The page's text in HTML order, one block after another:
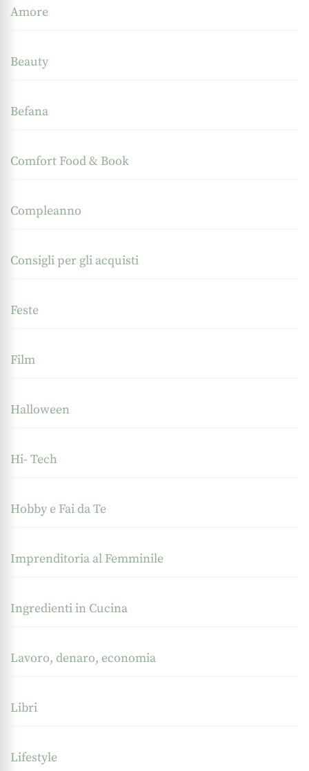
Amore
Beauty
Befana
Comfort Food & Book
Compleanno
Consigli per gli acquisti
Feste
Film
Halloween
Hi- Tech
Hobby e Fai da Te
Imprenditoria al Femminile
Ingredienti in Cucina
Lavoro, denaro, economia
Libri
Lifestyle